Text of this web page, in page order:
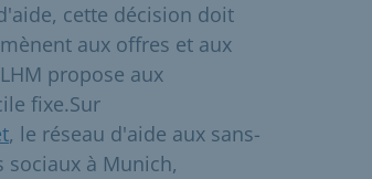
cette décision doit
aux offres et aux
propose aux
fixe.Sur
, le réseau d'aide aux sans-
à Munich,